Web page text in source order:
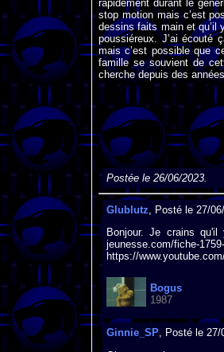
rapidement durant le
stop motion mais c’est
dessins faits main et qu’il
poussiéreux. J’ai écouté
mais c’est possible que
famille se souvient de
cherche depuis des
Postée le 26/06/2023.
Glublutz , Posté le 27/
Bonjour. Je crains
jeunesse.com/fiche-
https://
Bogus
1987
Ginnie_SP, Posté le 27/